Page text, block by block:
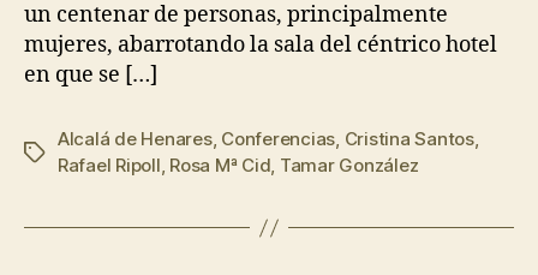
un centenar de personas, principalmente
mujeres, abarrotando la sala del céntrico hotel
en que se […]
Alcalá de Henares, Conferencias, Cristina Santos,
Rafael Ripoll, Rosa Mª Cid, Tamar González